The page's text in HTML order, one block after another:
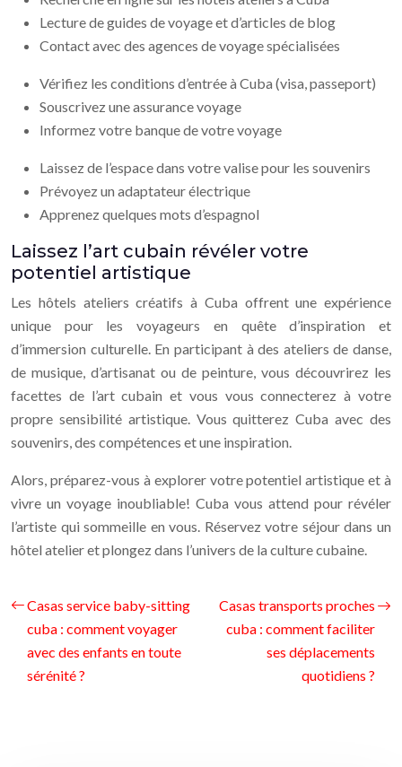
Lecture de guides de voyage et d’articles de blog
Contact avec des agences de voyage spécialisées
Vérifiez les conditions d’entrée à Cuba (visa, passeport)
Souscrivez une assurance voyage
Informez votre banque de votre voyage
Laissez de l’espace dans votre valise pour les souvenirs
Prévoyez un adaptateur électrique
Apprenez quelques mots d’espagnol
Laissez l’art cubain révéler votre
potentiel artistique
Les hôtels ateliers créatifs à Cuba offrent une expérience
unique pour les voyageurs en quête d’inspiration et
d’immersion culturelle. En participant à des ateliers de danse,
de musique, d’artisanat ou de peinture, vous découvrirez les
facettes de l’art cubain et vous vous connecterez à votre
propre sensibilité artistique. Vous quitterez Cuba avec des
souvenirs, des compétences et une inspiration.
Alors, préparez-vous à explorer votre potentiel artistique et à
vivre un voyage inoubliable! Cuba vous attend pour révéler
l’artiste qui sommeille en vous. Réservez votre séjour dans un
hôtel atelier et plongez dans l’univers de la culture cubaine.
Casas service baby-sitting
cuba : comment voyager
avec des enfants en toute
sérénité ?
Casas transports proches
cuba : comment faciliter
ses déplacements
quotidiens ?